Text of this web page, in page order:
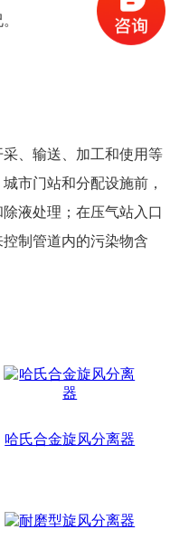
、输送、加工和使用等
市门站和分配设施前，
液处理；在压气站入口
制管道内的污染物含
哈氏合金旋风分离器